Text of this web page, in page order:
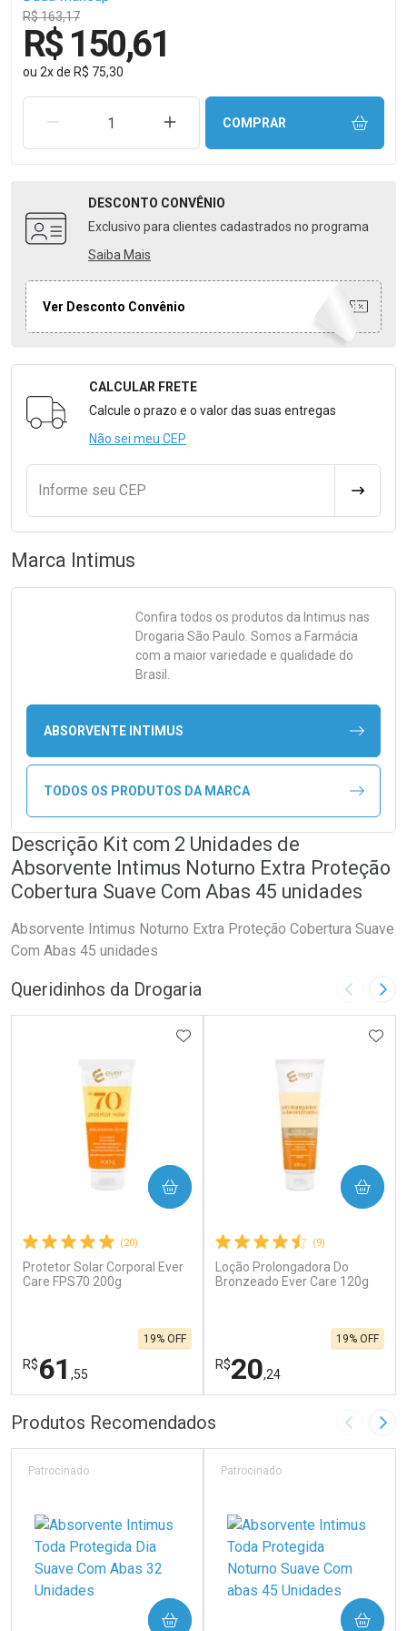
R$ 163,17
R$ 150,61
ou 2xde R$ 75,30
REMOVER UMA UNIDADEAUMENTAR UMA UNIDADE
COMPRAR
DESCONTO CONVÊNIO
Exclusivo para clientes cadastrados no programa
Saiba Mais
Ver Desconto Convênio
Formulário para Calcular o Frete
CALCULAR FRETE
Calcule o prazo e o valor das suas entregas
Não sei meu CEP
Informe seu CEP
Marca Intimus
Confira todos os produtos da Intimus nas
Drogaria São Paulo. Somos a Farmácia
com a maior variedade e qualidade do
Brasil.
ABSORVENTE INTIMUS
TODOS OS PRODUTOS DA MARCA
Descrição Kit com 2 Unidades de
Absorvente Intimus Noturno Extra Proteção
Cobertura Suave Com Abas 45 unidades
Absorvente Intimus Noturno Extra Proteção Cobertura Suave
Com Abas 45 unidades
Queridinhos da Drogaria Imagem
(20)
Protetor Solar Corporal Ever
Care FPS70 200g
R$61 ,55
19% OFF
ADICIONAR AOS FAVORITOS
COMPRAR
FECHAR
Laboratório
FECHAR
Por Menos
(9)
Loção Prolongadora Do
Bronzeado Ever Care 120g
R$20,24
19% OFF
COMPRAR
Laboratório
Por Menos
Produtos Recomendados Imagem
Patrocinado
COMPRAR
Patrocinado
COMPRAR